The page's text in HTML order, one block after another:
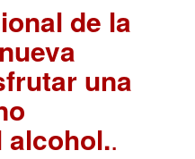
de la
una
alcohol..